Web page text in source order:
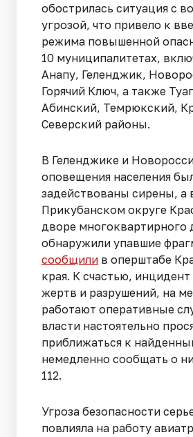
обострилась ситуация с
угрозой, что привело к
режима повышенной
10 муниципалитетах,
Анапу, Геленджик,
Горячий Ключ, а также
Абинский, Темрюкский,
Северский районы.
В Геленджике и
оповещения населения
задействованы сирены, а
Прикубанском округе
дворе многоквартирного
обнаружили упавшие
сообщили в оперштабе
края. К счастью, инцидент
жертв и разрушений, на
работают оперативные
власти настоятельно
приближаться к
немедленно сообщать о
112.
Угроза безопасности
повлияла на работу